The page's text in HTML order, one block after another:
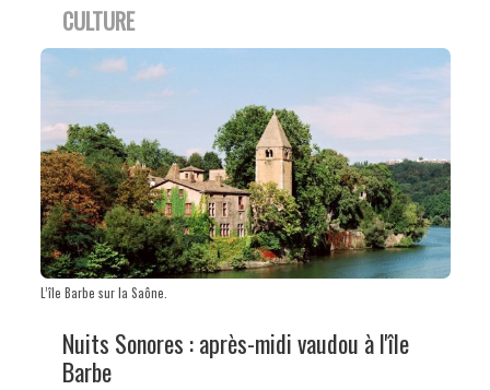
CULTURE
L’île Barbe sur la Saône.
Nuits Sonores : après-midi vaudou à l'île
Barbe